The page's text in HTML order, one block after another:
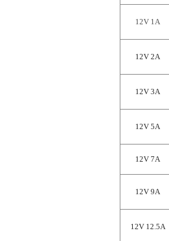
12V 1A
12V 2A
12V 3A
12V 5A
12V 7A
12V 9A
12V 12.5A